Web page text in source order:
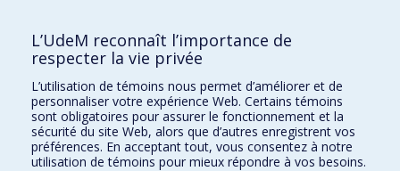
École d'optométrie
3744 Jean-Brillant
Local 260-9
Montréal (Qc) H3T 1P1
L’UdeM reconnaît l’importance de
respecter la vie privée
L’utilisation de témoins nous permet d’améliorer et de
personnaliser votre expérience Web. Certains témoins
sont obligatoires pour assurer le fonctionnement et la
sécurité du site Web, alors que d’autres enregistrent vos
préférences. En acceptant tout, vous consentez à notre
utilisation de témoins pour mieux répondre à vos besoins.